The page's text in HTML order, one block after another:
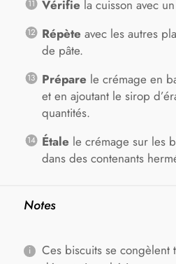
Vérifie la cuisson avec
Répète avec les autres
de pâte.
Prépare le crémage en
et en ajoutant le sirop
quantités.
Étale le crémage sur les
dans des contenants
Notes
Ces biscuits se